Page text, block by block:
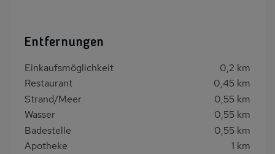
Entfernungen
Einkaufsmöglichkeit
0,2 km
Restaurant
0,45 km
Strand/Meer
0,55 km
Wasser
0,55 km
Badestelle
0,55 km
Apotheke
1 km